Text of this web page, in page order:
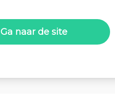
Ga naar de site